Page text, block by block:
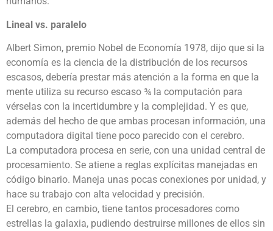
Lineal vs. paralelo
Albert Simon, premio Nobel de Economía 1978, dijo que si la
economía es la ciencia de la distribución de los recursos
escasos, debería prestar más atención a la forma en que la
mente utiliza su recurso escaso ¾ la computación para
vérselas con la incertidumbre y la complejidad. Y es que,
además del hecho de que ambas procesan información, una
computadora digital tiene poco parecido con el cerebro.
La computadora procesa en serie, con una unidad central de
procesamiento. Se atiene a reglas explícitas manejadas en
código binario. Maneja unas pocas conexiones por unidad, y
hace su trabajo con alta velocidad y precisión.
El cerebro, en cambio, tiene tantos procesadores como
estrellas la galaxia, pudiendo destruirse millones de ellos sin